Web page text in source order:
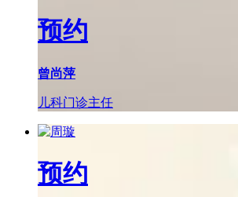
预约
曾尚萍
儿科门诊主任
预约